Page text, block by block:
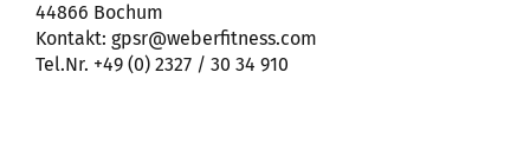
44866 Bochum
Kontakt: gpsr@weberfitness.com
Tel.Nr. +49 (0) 2327 / 30 34 910